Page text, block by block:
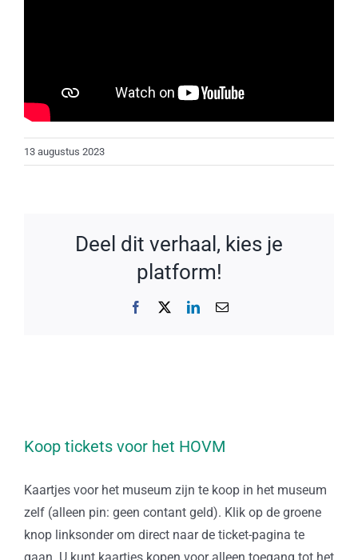
13 augustus 2023
Deel dit verhaal, kies je
platform!
Facebook LinkedIn
E-
Koop tickets voor het HOVM
Kaartjes voor het museum zijn te koop in het museum
zelf (alleen pin: geen contant geld). Klik op de groene
knop linksonder om direct naar de ticket-pagina te